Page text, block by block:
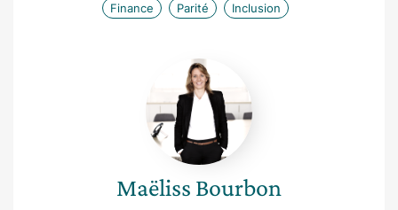
Finance Parité Inclusion
Maëliss
Bourbon
Maëliss Bourbon